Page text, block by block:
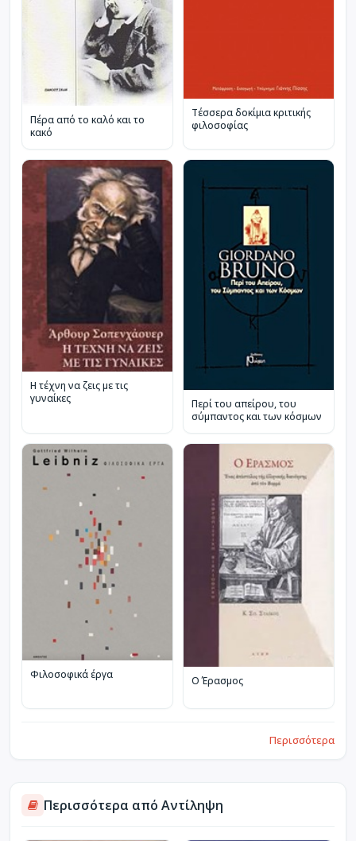
Πέρα από το καλό και το
κακό
Τέσσερα δοκίμια κριτικής
φιλοσοφίας
Η τέχνη να ζεις με τις
γυναίκες
Περί του απείρου, του
σύμπαντος και των κόσμων
Φιλοσοφικά έργα Ο Έρασμος
Περισσότερα
Περισσότερα από Αντίληψη